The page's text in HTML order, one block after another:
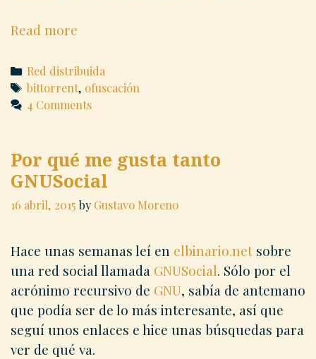
Read more
tráfico
bittorrent:
introducción
Categories
Red distribuida
Tags
bittorrent, ofuscación
4 Comments
Por qué me gusta tanto
GNUSocial
16 abril, 2015 by Gustavo Moreno
Hace unas semanas leí en elbinario.net sobre
una red social llamada GNUSocial. Sólo por el
acrónimo recursivo de GNU, sabía de antemano
que podía ser de lo más interesante, así que
seguí unos enlaces e hice unas búsquedas para
ver de qué va.